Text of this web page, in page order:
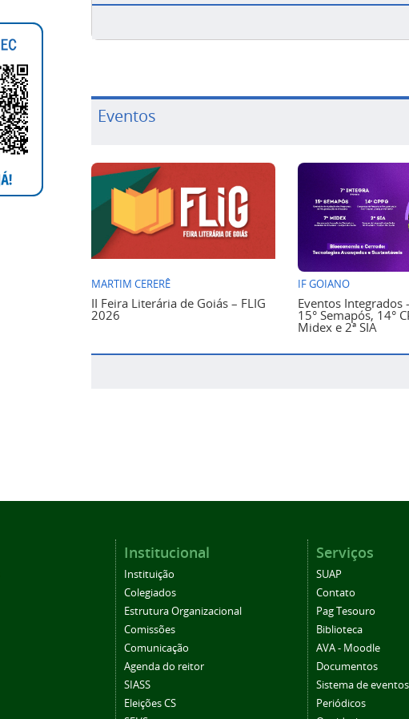
Eventos
MARTIM CERERÊ
II Feira Literária de Goiás – FLIG
2026
IF GOIANO
Eventos Integrados
15° Semapós, 14°
Midex e 2ª SIA
Institucional
Instituição
Colegiados
Estrutura Organizacional
Comissões
Comunicação
Agenda do reitor
SIASS
Eleições CS
Serviços
SUAP
Contato
Pag Tesouro
Biblioteca
AVA - Moodle
Documentos
Sistema de eventos
Periódicos